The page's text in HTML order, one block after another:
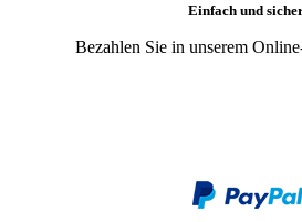
Einfach und
Bezahlen Sie in unserem